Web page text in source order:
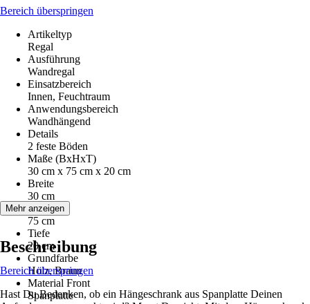
Bereich überspringen
Artikeltyp
Regal
Ausführung
Wandregal
Einsatzbereich
Innen, Feuchtraum
Anwendungsbereich
Wandhängend
Details
2 feste Böden
Maße (BxHxT)
30 cm x 75 cm x 20 cm
Breite
30 cm
Höhe
75 cm
Tiefe
20 cm
Grundfarbe
Holz, Braun
Material Front
Spanplatte
Mehr anzeigen
Beschreibung
Bereich überspringen
Hast Du Bedenken, ob ein Hängeschrank aus Spanplatte Deinen